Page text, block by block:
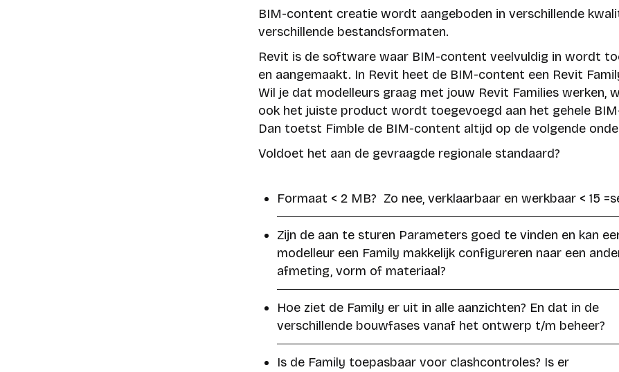
BIM-content creatie wordt aangeboden in verschillende
verschillende bestandsformaten.
Revit is de software waar BIM-content veelvuldig in wordt
en aangemaakt. In Revit heet de BIM-content een Revit
Wil je dat modelleurs graag met jouw Revit Families werken,
ook het juiste product wordt toegevoegd aan het gehele
Dan toetst Fimble de BIM-content altijd op de volgende
Voldoet het aan de gevraagde regionale standaard?
Formaat < 2 MB? Zo nee, verklaarbaar en werkbaar < 15
Zijn de aan te sturen Parameters goed te vinden en kan
modelleur een Family makkelijk configureren naar een
afmeting, vorm of materiaal?
Hoe ziet de Family er uit in alle aanzichten? En dat in de
verschillende bouwfases vanaf het ontwerp t/m beheer?
Is de Family toepasbaar voor clashcontroles? Is er